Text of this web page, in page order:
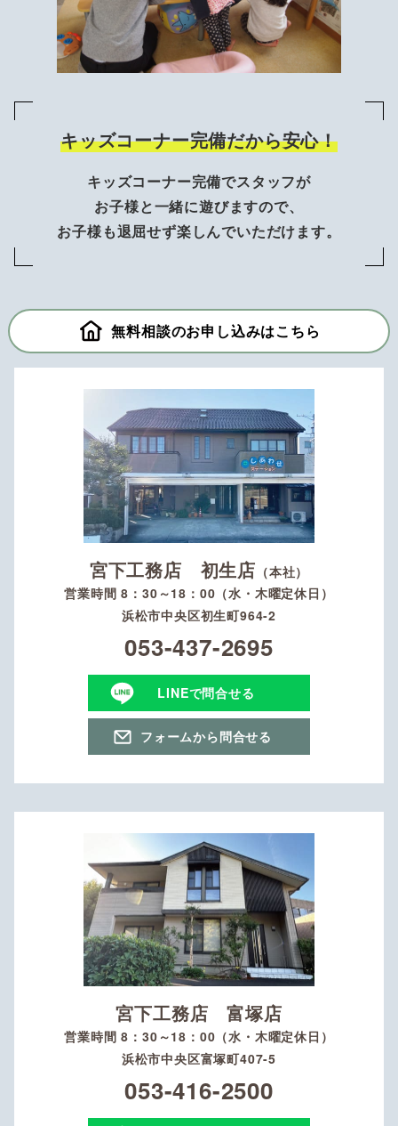
キッズコーナー完備だから安心！
キッズコーナー完備でスタッフが
お子様と一緒に遊びますので、
お子様も退屈せず楽しんでいただけます。
無料相談のお申し込みはこちら
宮下工務店 初生店 （本社）
営業時間 8：30～18：00（水・木曜定休日）
浜松市中央区初生町964-2
053-437-2695
LINEで問合せる
フォームから問合せる
宮下工務店 富塚店
営業時間 8：30～18：00（水・木曜定休日）
浜松市中央区富塚町407-5
053-416-2500